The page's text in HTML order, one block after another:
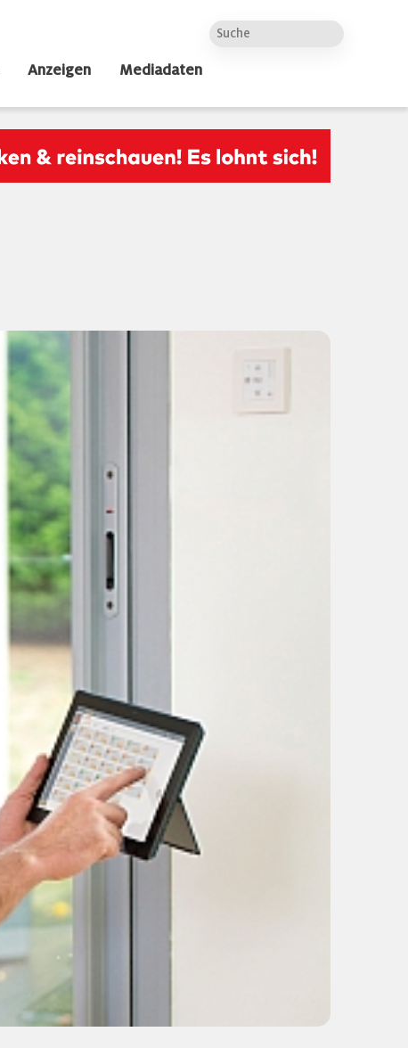
Anzeigen Mediadaten